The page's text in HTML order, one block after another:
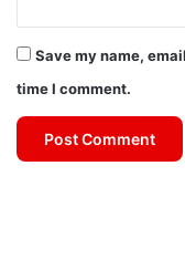
Save my name,
time I comment.